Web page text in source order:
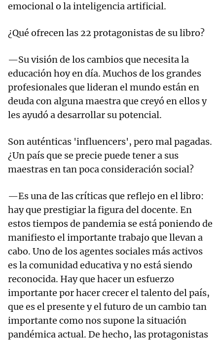
emocional o la inteligencia artificial.
¿Qué ofrecen las 22 protagonistas de su libro?
—Su visión de los cambios que necesita la
educación hoy en día. Muchos de los grandes
profesionales que lideran el mundo están en
deuda con alguna maestra que creyó en ellos y
les ayudó a desarrollar su potencial.
Son auténticas 'influencers', pero mal pagadas.
¿Un país que se precie puede tener a sus
maestras en tan poca consideración social?
—Es una de las críticas que reflejo en el libro:
hay que prestigiar la figura del docente. En
estos tiempos de pandemia se está poniendo de
manifiesto el importante trabajo que llevan a
cabo. Uno de los agentes sociales más activos
es la comunidad educativa y no está siendo
reconocida. Hay que hacer un esfuerzo
importante por hacer crecer el talento del país,
que es el presente y el futuro de un cambio tan
importante como nos supone la situación
pandémica actual. De hecho, las protagonistas